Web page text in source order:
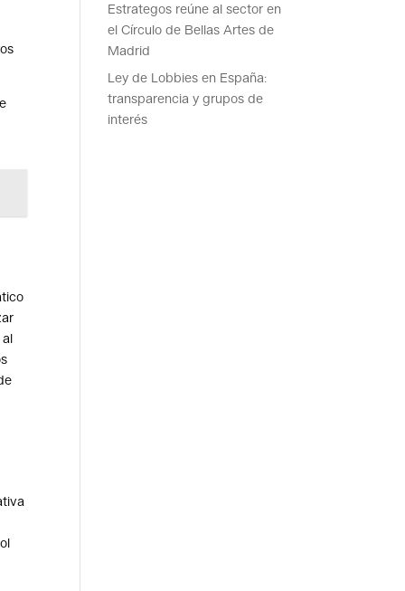
Estrategos reúne al sector en
el Círculo de Bellas Artes de
Madrid
Ley de Lobbies en España:
transparencia y grupos de
interés